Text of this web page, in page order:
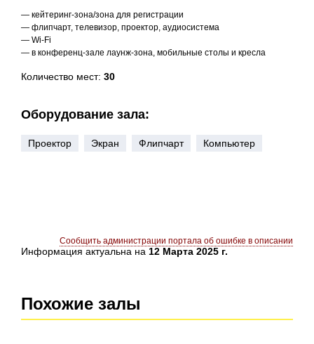
— кейтеринг-зона/зона для регистрации
— флипчарт, телевизор, проектор, аудиосистема
— Wi-Fi
— в конференц-зале лаунж-зона, мобильные столы и кресла
Количество мест: 30
Оборудование зала:
Проектор Экран Флипчарт Компьютер
Сообщить администрации портала об ошибке в описании
Информация актуальна на 12 Марта 2025 г.
Похожие залы